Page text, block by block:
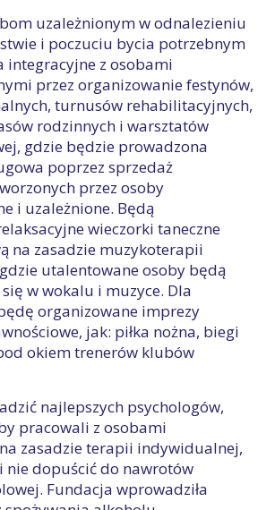
uzależnionym w odnalezieniu
i poczuciu bycia potrzebnym
integracyjne z osobami
przez organizowanie festynów,
turnusów rehabilitacyjnych,
rodzinnych i warsztatów
gdzie będzie prowadzona
poprzez sprzedaż
przez osoby
i uzależnione. Będą
wieczorki taneczne
na zasadzie muzykoterapii
utalentowane osoby będą
się w wokalu i muzyce. Dla
organizowane imprezy
jak: piłka nożna, biegi
okiem trenerów klubów
najlepszych psychologów,
pracowali z osobami
zasadzie terapii indywidualnej,
nie dopuścić do nawrotów
Fundacja wprowadziła